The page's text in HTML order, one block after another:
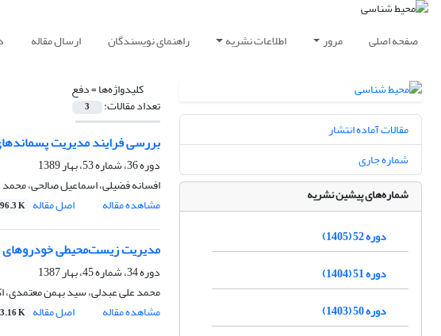
صفحه اصلی مرور اطلاعات نشریه راهنمای نویسندگان ارسال مقاله
کلیدواژه‌ها =دفع
تعداد مقالات: 3
بررسی فرایند مدیریت
دوره 36، شماره 53، بهار 1389
افسانه فضیلی، اسماعیل صالحی،
مشاهده مقاله
اصل مقاله K
مدیریت زیست‌محیطی
دوره 34، شماره 45، بهار 1387
محمد علی عبدلی، سید بهمن معتمدی،
مشاهده مقاله
اصل مقاله K
مقالات آماده انتشار
شماره جاری
شماره‌های پیشین نشریه
دوره 52 (1405)
دوره 51 (1404)
دوره 50 (1403)